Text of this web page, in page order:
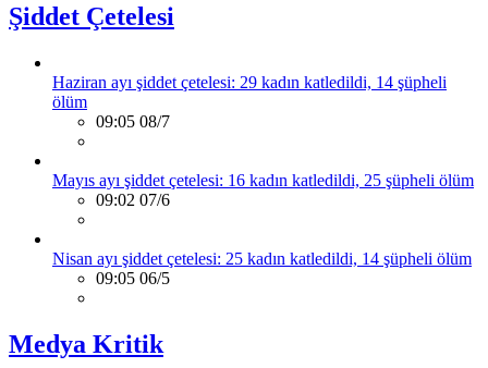
Şiddet Çetelesi
Haziran ayı şiddet çetelesi: 29 kadın katledildi, 14 şüpheli
ölüm
09:05 08/7
Mayıs ayı şiddet çetelesi: 16 kadın katledildi, 25 şüpheli ölüm
09:02 07/6
Nisan ayı şiddet çetelesi: 25 kadın katledildi, 14 şüpheli ölüm
09:05 06/5
Medya Kritik